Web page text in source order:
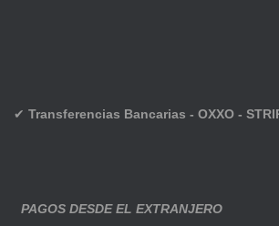
✔ Transferencias Bancarias - OXXO -
PAGOS DESDE EL EXTRANJERO